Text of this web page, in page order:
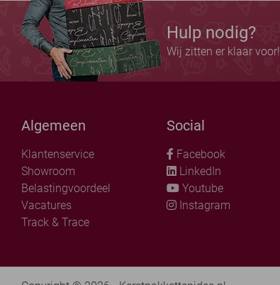
Hulp nodig?
Wij zitten er klaar voor!
Algemeen
Klantenservice
Showroom
Belastingvoordeel
Vacatures
Track & Trace
Social
Facebook
LinkedIn
Youtube
Instagram